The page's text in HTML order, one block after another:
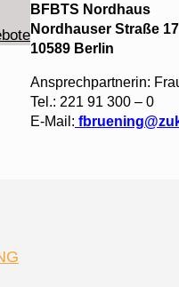
BFBTS Nordhaus
Nordhauser Straße 17
10589 Berlin
Ansprechpartnerin:
Tel.: 221 91 300 – 0
E-Mail: